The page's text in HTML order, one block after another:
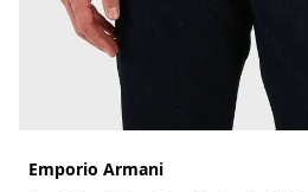
Emporio Armani